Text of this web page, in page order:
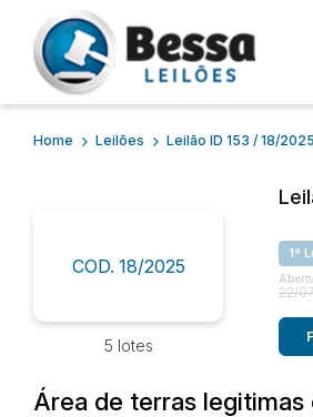
Busca por palavra-chave
Home Leilões Leilão ID 153 / 18/2025
COD. 18/2025
5 lotes
1ª
22/
Área de terras legitimas